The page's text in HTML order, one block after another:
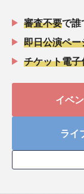
審査不要で誰
即日公演ペー
チケット電
イベ
ライ